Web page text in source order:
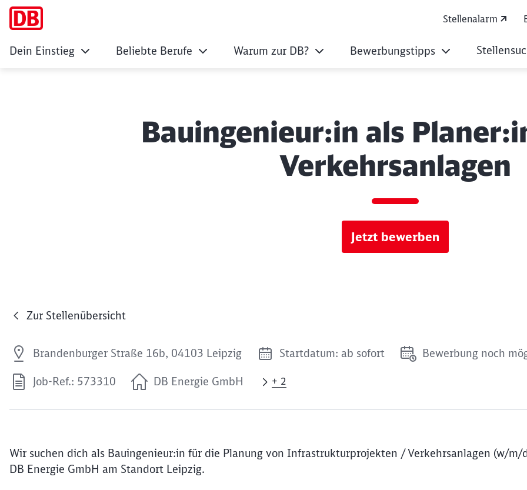
Stellenalarm
Dein Einstieg Beliebte Berufe Warum zur DB? Bewerbungstipps
Bauingenieur:in als
Verkehrsanlagen
Jetzt bewerben
Zur Stellenübersicht
Brandenburger Straße 16b, 04103 Leipzig Startdatum: ab sofort Bewerbung noch
Job-Ref.: 573310 DB Energie GmbH + 2
Wir suchen dich als Bauingenieur:in für die Planung von Infrastrukturprojekten / Verkehrsanlagen (w/m/
DB Energie GmbH am Standort Leipzig.